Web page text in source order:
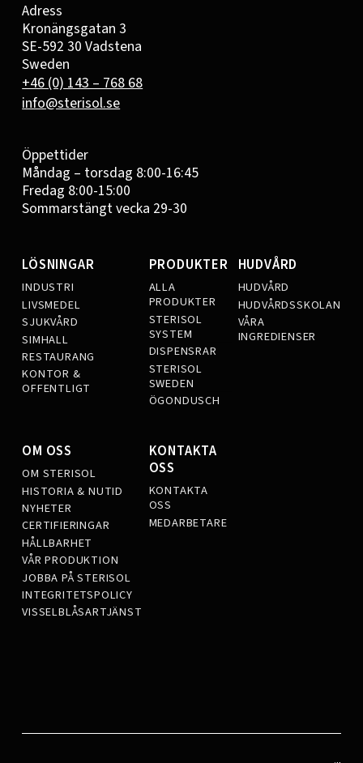
Adress
Kronängsgatan 3
SE-592 30 Vadstena
Sweden
+46 (0) 143 – 768 68
info@sterisol.se
Öppettider
Måndag – torsdag 8:00-16:45
Fredag 8:00-15:00
Sommarstängt vecka 29-30
LÖSNINGAR
INDUSTRI
LIVSMEDEL
SJUKVÅRD
SIMHALL
RESTAURANG
KONTOR &
OFFENTLIGT
PRODUKTER
ALLA
PRODUKTER
STERISOL
SYSTEM
DISPENSRAR
STERISOL
SWEDEN
ÖGONDUSCH
HUDVÅRD
HUDVÅRD
HUDVÅRDSSKOLAN
VÅRA
INGREDIENSER
OM OSS
OM STERISOL
HISTORIA & NUTID
NYHETER
CERTIFIERINGAR
HÅLLBARHET
VÅR PRODUKTION
JOBBA PÅ STERISOL
INTEGRITETSPOLICY
VISSELBLÅSARTJÄNST
KONTAKTA
OSS
KONTAKTA
OSS
MEDARBETARE